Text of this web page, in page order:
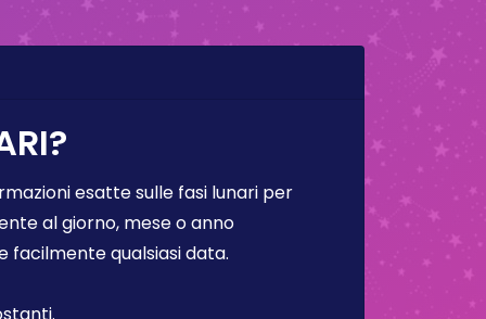
esatte sulle fasi lunari per
al giorno, mese o anno
qualsiasi data.